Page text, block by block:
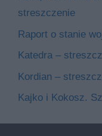
streszczenie
Raport o stanie
Katedra –
Kordian –
Kajko i Kokosz.